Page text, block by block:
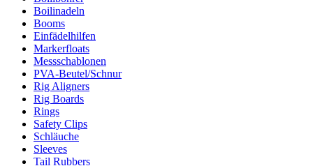
Boilinadeln
Booms
Einfädelhilfen
Markerfloats
Messschablonen
PVA-Beutel/Schnur
Rig Aligners
Rig Boards
Rings
Safety Clips
Schläuche
Sleeves
Tail Rubbers